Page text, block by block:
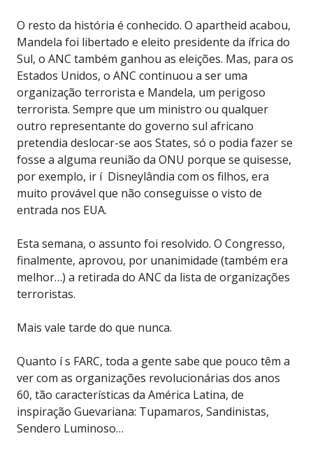
O resto da história é conhecido. O apartheid acabou,
Mandela foi libertado e eleito presidente da ífrica do
Sul, o ANC também ganhou as eleições. Mas, para os
Estados Unidos, o ANC continuou a ser uma
organização terrorista e Mandela, um perigoso
terrorista. Sempre que um ministro ou qualquer
outro representante do governo sul africano
pretendia deslocar-se aos States, só o podia fazer se
fosse a alguma reunião da ONU porque se quisesse,
por exemplo, ir í Disneylândia com os filhos, era
muito provável que não conseguisse o visto de
entrada nos EUA.
Esta semana, o assunto foi resolvido. O Congresso,
finalmente, aprovou, por unanimidade (também era
melhor…) a retirada do ANC da lista de organizações
terroristas.
Mais vale tarde do que nunca.
Quanto í s FARC, toda a gente sabe que pouco têm a
ver com as organizações revolucionárias dos anos
60, tão características da América Latina, de
inspiração Guevariana: Tupamaros, Sandinistas,
Sendero Luminoso…